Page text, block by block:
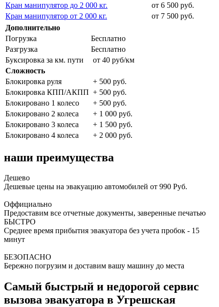
Кран манипулятор до 2 000 кг.
от 6 500 руб.
Кран манипулятор от 2 000 кг.
от 7 500 руб.
Дополнительно
Погрузка
Бесплатно
Разгрузка
Бесплатно
Буксировка за км. пути
от 40 руб/км
Сложность
Блокировка руля
+ 500 руб.
Блокировка КПП/АКПП + 500 руб.
Блокировано 1 колесо
+ 500 руб.
Блокировано 2 колеса
+ 1 000 руб.
Блокировано 3 колеса
+ 1 500 руб.
Блокировано 4 колеса
+ 2 000 руб.
наши преимущества
Дешево
Дешевые цены на эвакуацию автомобилей от 990 Руб.
Оффициально
Предоставим все отчетные документы, заверенные печатью
БЫСТРО
Среднее время прибытия эвакуатора без учета пробок - 15
минут
БЕЗОПАСНО
Бережно погрузим и доставим вашу машину до места
Самый быстрый и недорогой сервис
вызова эвакуатора в Угрешская